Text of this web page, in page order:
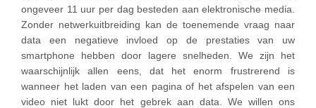
ongeveer 11 uur per dag besteden aan elektronische media.
Zonder netwerkuitbreiding kan de toenemende vraag naar
data een negatieve invloed op de prestaties van uw
smartphone hebben door lagere snelheden. We zijn het
waarschijnlijk allen eens, dat het enorm frustrerend is
wanneer het laden van een pagina of het afspelen van een
video niet lukt door het gebrek aan data. We willen ons